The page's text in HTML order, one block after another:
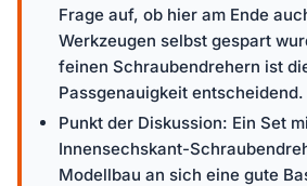
Frage auf, ob hier am Ende
Werkzeugen selbst gespart
feinen Schraubendrehern ist
Passgenauigkeit entscheidend.
Punkt der Diskussion: Ein Set
Innensechskant-
Modellbau an sich eine gute